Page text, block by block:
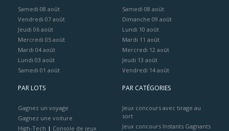
Samedi 08 août
Vendredi 07 août
Jeudi 06 août
Mercredi 05 août
Mardi 04 août
Lundi 03 août
Samedi 01 août
Samedi 08 août
Dimanche 09 août
Lundi 10 août
Mardi 11 août
Mercredi 12 août
Jeudi 13 août
Vendredi 14 août
PAR LOTS
Gagnez un voyage
Gagnez une voiture
High-Tech | Console de jeux
PAR CATÉGORIES
Jeux concours avec tirage au
sort
Jeux concours Instants Gagnants